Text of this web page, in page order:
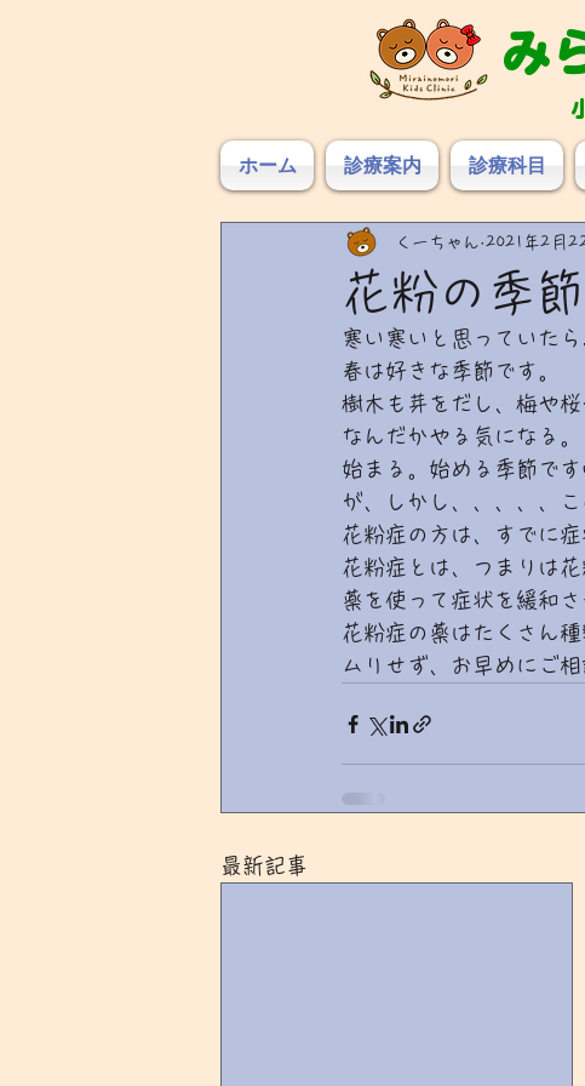
み
ホーム 診療案内 診療科目
花粉の季
くーちゃん 2021年2月
寒い寒いと思っていた
春は好きな季節です。
樹木も芽をだし、梅や桜
なんだかやる気になる
始まる。始める季節です
が、しかし、、、、、
花粉症の方は、すでに
花粉症とは、つまりは
薬を使って症状を緩和
花粉症の薬はたくさん
ムリせず、お早めにご相
最新記事